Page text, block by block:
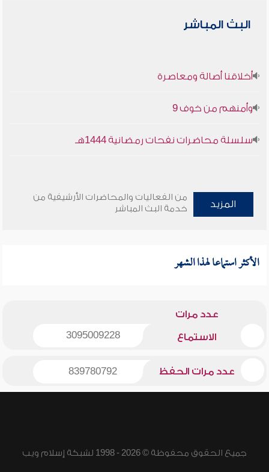
البث المباشر
أخلاقنا أصالة ومعاصرة
وأمنهم من خوف 9
سلسلة محاضرات نفحات رمضانية 1444هـ
المزيد
من الفعاليات والمحاضرات الأرشيفية من
خدمة البث المباشر
الأكثر استماعا لهذا الشهر
عدد مرات
الاستماع 3095009228
عدد مرات الحفظ 839780792
جميع الحقوق محفوظة © 2026 - 1998 لشبكة إسلام ويب